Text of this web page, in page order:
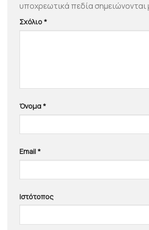
υποχρεωτικά πεδία σημειώνονται
Σχόλιο *
Όνομα *
Email *
Ιστότοπος